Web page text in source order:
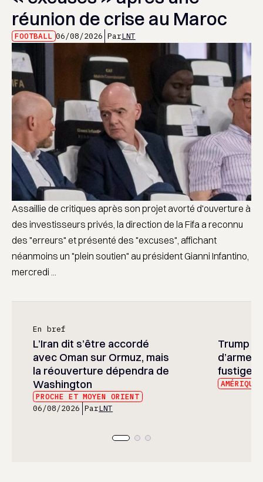
réunion de crise au Maroc
FOOTBALL 06/08/2026 ParLNT
Assaillie de critiques après son projet avorté d'ouverture à
des investisseurs privés, la direction de la Fifa a reconnu
des "erreurs" et présenté des "excuses", affichant
néanmoins un "plein soutien" au président Gianni Infantino,
mercredi ...
En bref
L’Iran dit s’être accordé
avec Oman sur Ormuz, mais
la réouverture dépendra de
Washington
PROCHE ET MOYEN ORIENT
06/08/2026 ParLNT
Trump
fustige
AMÉRIQUES